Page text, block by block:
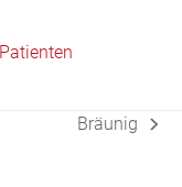
Nächster
Bräunig